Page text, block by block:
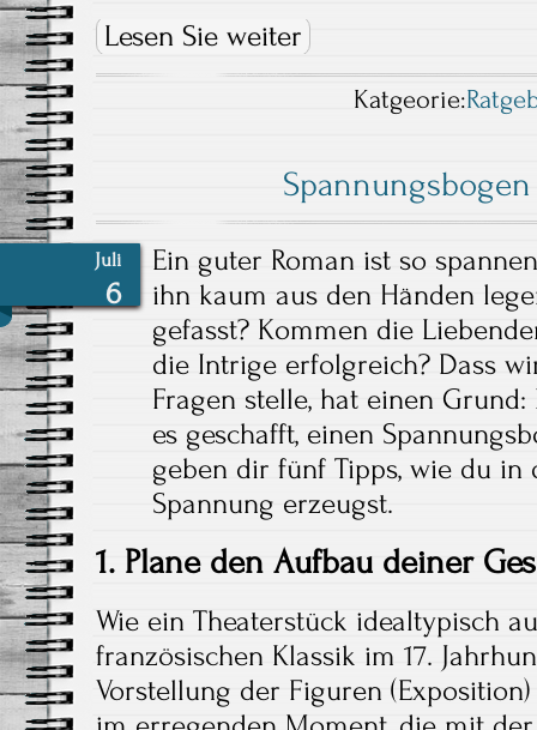
Lesen Sie weiter
Katgeorie:
Juli
6
Ein guter Roman ist so
ihn kaum aus den Händen
gefasst? Kommen die
die Intrige erfolgreich? Dass
Fragen stelle, hat einen
es geschafft, einen
geben dir fünf Tipps, wie du in
Spannung erzeugst.
1. Plane den Aufbau deiner
Wie ein Theaterstück idealtypisch
französischen Klassik im 17.
Vorstellung der Figuren